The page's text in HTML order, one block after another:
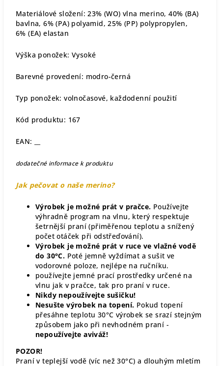
Materiálové složení: 23% (WO) vlna merino, 40% (BA)
bavlna, 6% (PA) polyamid, 25% (PP) polypropylen,
6% (EA) elastan
Výška ponožek: Vysoké
Barevné provedení: modro-černá
Typ ponožek: volnočasové, každodenní použití
Kód produktu: 167
EAN: __
dodatečné informace k produktu
Jak pečovat o naše merino?
Výrobek je možné prát v pračce. Používejte
výhradně program na vlnu, který respektuje
šetrnější praní (přiměřenou teplotu a snížený
počet otáček při odstřeďování).
Výrobek je možné prát v ruce ve vlažné vodě
do 30°C. Poté jemně vyždímat a sušit ve
vodorovné poloze, nejlépe na ručníku.
používejte jemné prací prostředky určené na
vlnu jak v pračce, tak pro praní v ruce.
Nikdy nepoužívejte sušičku!
Nesušte výrobek na topení. Pokud topení
přesáhne teplotu 30°C výrobek se srazí stejným
způsobem jako při nevhodném praní -
nepoužívejte aviváž!
POZOR!
Praní v teplejší vodě (víc než 30°C) a dlouhým mletím